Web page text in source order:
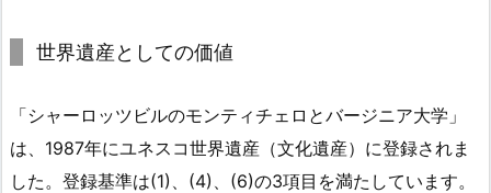
世界遺産としての価値
「シャーロッツビルのモンティチェロとバージニア大学」
は、1987年にユネスコ世界遺産（文化遺産）に登録されま
した。登録基準は(1)、(4)、(6)の3項目を満たしています。